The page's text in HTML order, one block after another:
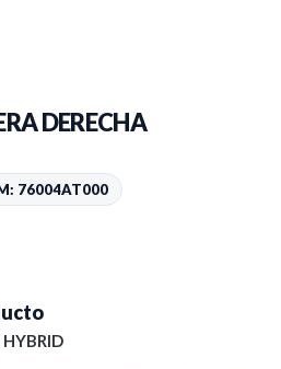
DERECHA
76004AT000
HYBRID